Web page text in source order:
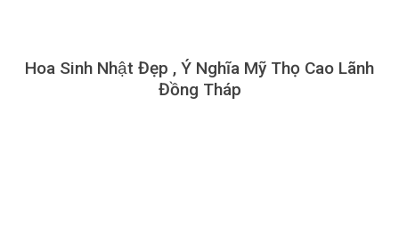
Hoa Sinh Nhật Đẹp , Ý Nghĩa Mỹ Thọ Cao Lãnh
Đồng Tháp